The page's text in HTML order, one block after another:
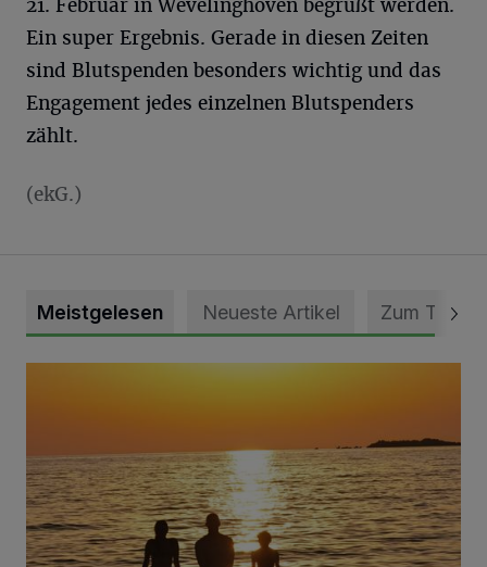
21. Februar in Wevelinghoven begrüßt werden.
Ein super Ergebnis. Gerade in diesen Zeiten
sind Blutspenden besonders wichtig und das
Engagement jedes einzelnen Blutspenders
zählt.
(ekG.)
Meistgelesen Neueste Artikel Zum Thema
Die schönsten Sommermomente gesucht